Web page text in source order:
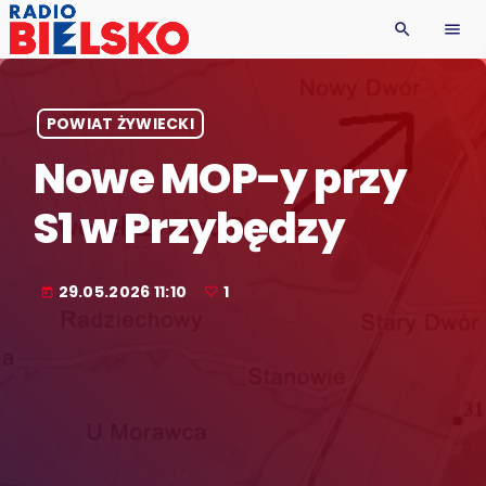
search menu
POWIAT ŻYWIECKI
Nowe MOP-y przy
S1 w Przybędzy
today 29.05.2026 11:10 1